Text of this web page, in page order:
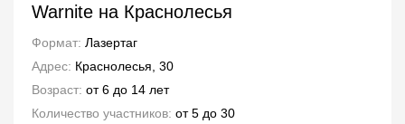
Warnite на Краснолесья
Формат: Лазертаг
Адрес: Краснолесья, 30
Возраст: от 6 до 14 лет
Количество участников: от 5 до 30